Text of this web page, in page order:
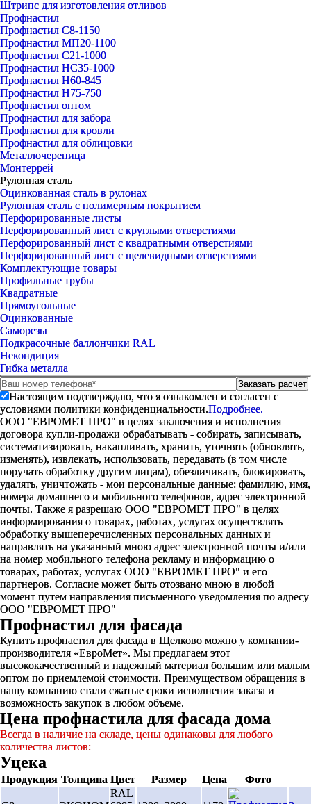
Штрипс для изготовления отливов
Профнастил
Профнастил С8-1150
Профнастил МП20-1100
Профнастил С21-1000
Профнастил НС35-1000
Профнастил Н60-845
Профнастил Н75-750
Профнастил оптом
Профнастил для забора
Профнастил для кровли
Профнастил для облицовки
Металлочерепица
Монтеррей
Рулонная сталь
Оцинкованная сталь в рулонах
Рулонная сталь с полимерным покрытием
Перфорированные листы
Перфорированный лист с круглыми отверстиями
Перфорированный лист с квадратными отверстиями
Перфорированный лист с щелевидными отверстиями
Комплектующие товары
Профильные трубы
Квадратные
Прямоугольные
Оцинкованные
Саморезы
Подкрасочные баллончики RAL
Некондиция
Гибка металла
Настоящим подтверждаю, что я ознакомлен и согласен с
условиями политики конфиденциальности.Подробнее.
ООО "ЕВРОМЕТ ПРО" в целях заключения и исполнения
договора купли-продажи обрабатывать - собирать, записывать,
систематизировать, накапливать, хранить, уточнять (обновлять,
изменять), извлекать, использовать, передавать (в том числе
поручать обработку другим лицам), обезличивать, блокировать,
удалять, уничтожать - мои персональные данные: фамилию, имя,
номера домашнего и мобильного телефонов, адрес электронной
почты. Также я разрешаю ООО "ЕВРОМЕТ ПРО" в целях
информирования о товарах, работах, услугах осуществлять
обработку вышеперечисленных персональных данных и
направлять на указанный мною адрес электронной почты и/или
на номер мобильного телефона рекламу и информацию о
товарах, работах, услугах ООО "ЕВРОМЕТ ПРО" и его
партнеров. Согласие может быть отозвано мною в любой
момент путем направления письменного уведомления по адресу
ООО "ЕВРОМЕТ ПРО"
Профнастил для фасада
Купить профнастил для фасада в Щелково можно у компании-
производителя «ЕвроМет». Мы предлагаем этот
высококачественный и надежный материал большим или малым
оптом по приемлемой стоимости. Преимуществом обращения в
нашу компанию стали сжатые сроки исполнения заказа и
возможность закупок в любом объеме.
Цена профнастила для фасада дома
Всегда в наличие на складе, цены одинаковы для любого
количества листов:
Уцека
Продукция Толщина Цвет Размер Цена Фото
RAL